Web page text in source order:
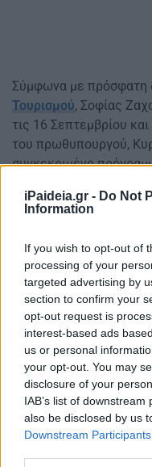
iPaideia.gr - Do Not
Information
If you wish to opt-out of
processing of your
targeted advertising by
section to confirm your
opt-out request is
interest-based ads
us or personal
your opt-out. You may
disclosure of your
IAB’s list of
also be disclosed by us
Downstream Participants
Σύμφωνα με πρόσφατη
Τουρισμού, Σοφίας
τις 16 Σεπτεμβρίου
του πρωθυπουργού,
συγκεκριμένο
προϋπολογισμός
Τα νέα ψηφιακά
υποβάλλει αίτηση στο
μεσάνυχτα τις 21ης
πλατφόρμα.
Με τα επιπλέον
ενίσχυση των
εισαγόμενη
εντάσσεται στον
Τουρισμού για την